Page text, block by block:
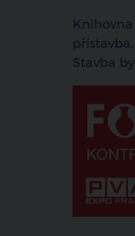
Stavba